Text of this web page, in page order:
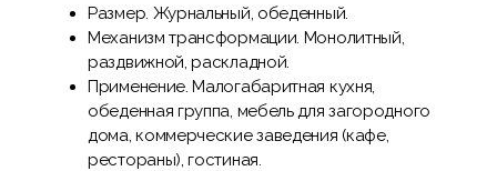
Размер. Журнальный, обеденный.
Механизм трансформации. Монолитный,
раздвижной, раскладной.
Применение. Малогабаритная кухня,
обеденная группа, мебель для загородного
дома, коммерческие заведения (кафе,
рестораны), гостиная.